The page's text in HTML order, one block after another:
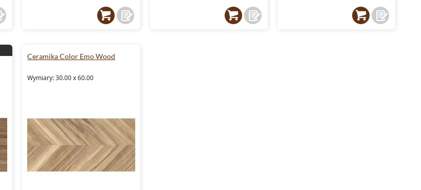
Błyszczące płytki Emo Wood
Ceramika Color Emo Wood
Wymiary: 30.00 x 60.00